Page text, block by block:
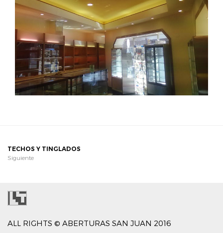
TECHOS Y TINGLADOS
Siguiente
ALL RIGHTS © ABERTURAS SAN JUAN 2016